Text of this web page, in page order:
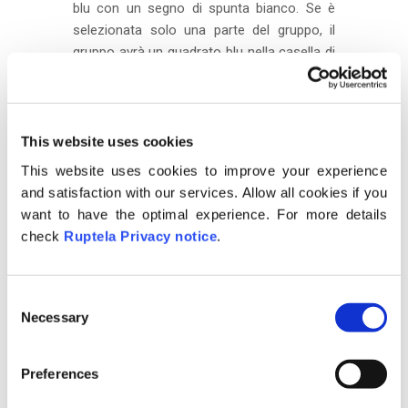
This website uses cookies
This website uses cookies to improve your experience
and satisfaction with our services. Allow all cookies if you
want to have the optimal experience. For more details
check Ruptela Privacy notice.
Necessary
Preferences
blu con un segno di spunta bianco. Se è
selezionata solo una parte del gruppo, il
gruppo avrà un quadrato blu nella casella di
controllo. (come mostrato nell’immagine
ampio elenco di oggetti e gruppi. Tutti i
gruppi possono essere
selezionati/deselezionati selezionando la
casella di controllo accanto a “Seleziona
tutti i gruppi”. Il numero di oggetti
selezionati e di oggetti totali viene